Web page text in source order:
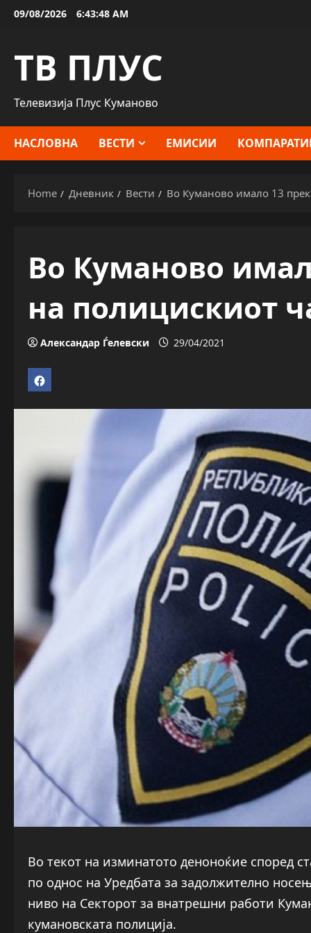
Skip09/08/2026 6:43:49 AM
ТВ ПЛУС
Телевизија Плус Куманово
НАСЛОВНА ВЕСТИ ЕМИСИИ
Home Дневник Вести Во Куманово имало 13
Во Куманово
на полицискиот
Александар Ѓелевски 29/04/2021
Во текот на изминатото деноноќие според
по однос на Уредбата за задолжително
ниво на Секторот за внатрешни работи
кумановската полиција.